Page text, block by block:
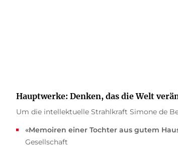
Hauptwerke: Denken, das die Welt
Um die intellektuelle Strahlkraft Simone de
«Memoiren einer Tochter aus gutem
Gesellschaft